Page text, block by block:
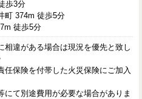
歩3分
町 374m 徒歩5分
徒歩5分
違がある場合は現況を優先と致し
保険を付帯した火災保険にご加入
て別途費用が必要な場合がありま